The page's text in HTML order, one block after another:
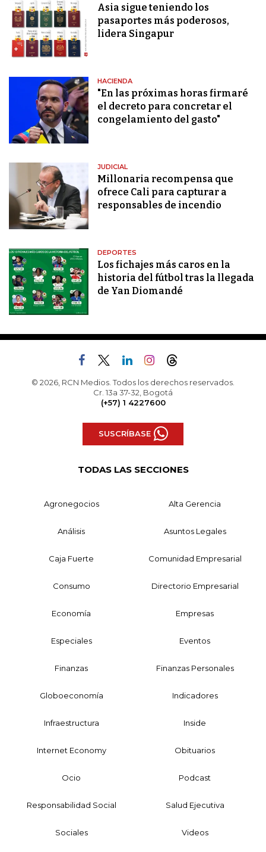
Asia sigue teniendo los
pasaportes más poderosos,
lidera Singapur
HACIENDA
"En las próximas horas firmaré
el decreto para concretar el
congelamiento del gasto"
JUDICIAL
Millonaria recompensa que
ofrece Cali para capturar a
responsables de incendio
DEPORTES
Los fichajes más caros en la
historia del fútbol tras la llegada
de Yan Diomandé
© 2026, RCN Medios. Todos los derechos reservados.
Cr. 13a 37-32, Bogotá
(+57) 1 4227600
SUSCRÍBASE
TODAS LAS SECCIONES
Agronegocios Alta Gerencia
Análisis Asuntos Legales
Caja Fuerte Comunidad Empresarial
Consumo Directorio Empresarial
Economía Empresas
Especiales Eventos
Finanzas Finanzas Personales
Globoeconomía Indicadores
Infraestructura Inside
Internet Economy Obituarios
Ocio Podcast
Responsabilidad Social Salud Ejecutiva
Sociales Videos